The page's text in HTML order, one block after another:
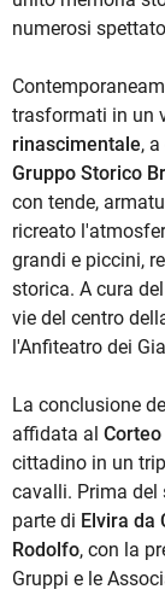
numerosi
trasformati in un
rinascimentale,
Gruppo Storico
con tende,
ricreato
grandi e piccini,
storica. A cura del
vie del centro
l'Anfiteatro dei
La conclusione
affidata al
cittadino in un
cavalli. Prima del
parte di Elvira da
Rodolfo, con la
Gruppi e le